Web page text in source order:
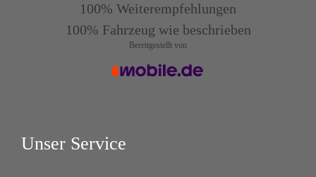
100% Weiterempfehlungen
100% Fahrzeug wie beschrieben
Bereitgestellt von
Unser Service